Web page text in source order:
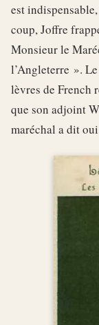
est
coup, Joffre
Monsieur le
l’Angleterre ».
lèvres de French
que son adjoint
maréchal a dit